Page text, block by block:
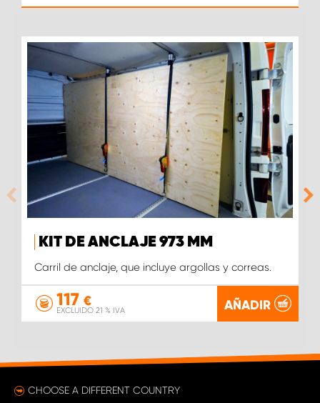
KIT DE ANCLAJE 973 MM
Carril de anclaje, que incluye argollas y correas.
117 €
EXCLUIDO 21 % IVA AÑADIR
CHOOSE A DIFFERENT COUNTRY